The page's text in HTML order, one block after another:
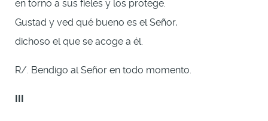
en torno a sus fieles y los protege.
Gustad y ved qué bueno es el Señor,
dichoso el que se acoge a él.
R/. Bendigo al Señor en todo momento.
III